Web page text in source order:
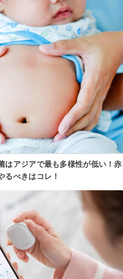
はアジアで最も多様性が低い！赤
るべきはコレ！